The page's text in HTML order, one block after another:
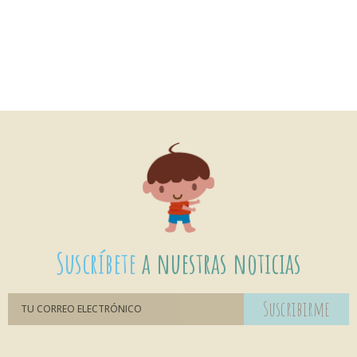
Suscríbetea nuestras noticias
Suscribirme